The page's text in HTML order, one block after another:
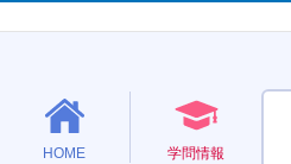
HOME 学問情報